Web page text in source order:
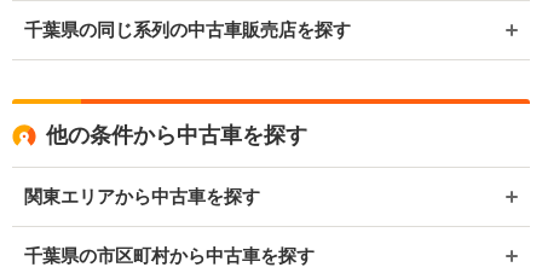
千葉県の同じ系列の中古車販売店を探す
他の条件から中古車を探す
関東エリアから中古車を探す
千葉県の市区町村から中古車を探す